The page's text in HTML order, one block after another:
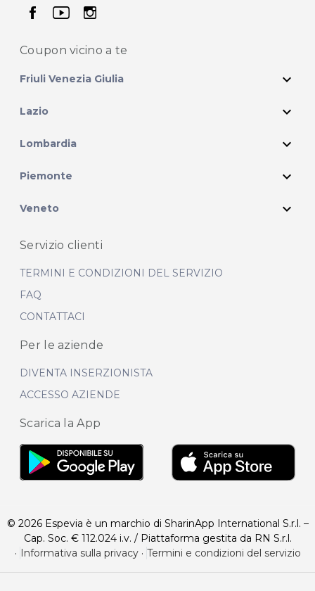
seguici su facebook
seguici su youtube
seguici su instagram
Coupon vicino a te
Friuli Venezia Giulia expand_more
Lazio expand_more
Lombardia expand_more
Piemonte expand_more
Veneto expand_more
Servizio clienti
TERMINI E CONDIZIONI DEL SERVIZIO
FAQ
CONTATTACI
Per le aziende
DIVENTA INSERZIONISTA
ACCESSO AZIENDE
Scarica la App
© 2026 Espevia è un marchio di SharinApp International S.r.l. –
Cap. Soc. € 112.024 i.v. / Piattaforma gestita da RN S.r.l.
· Informativa sulla privacy· Termini e condizioni del servizio